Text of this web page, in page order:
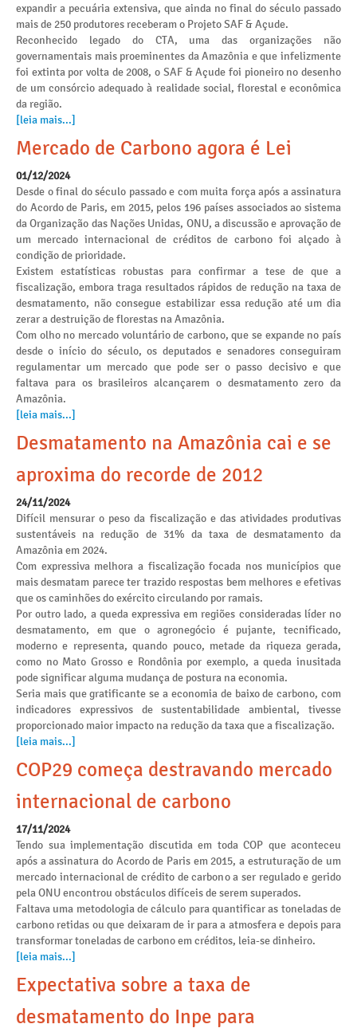
expandir a pecuária extensiva, que ainda no final do século passado
mais de 250 produtores receberam o Projeto SAF & Açude.
Reconhecido legado do CTA, uma das organizações não
governamentais mais proeminentes da Amazônia e que infelizmente
foi extinta por volta de 2008, o SAF & Açude foi pioneiro no desenho
de um consórcio adequado à realidade social, florestal e econômica
da região.
[leia mais...]
Mercado de Carbono agora é Lei
01/12/2024
Desde o final do século passado e com muita força após a assinatura
do Acordo de Paris, em 2015, pelos 196 países associados ao sistema
da Organização das Nações Unidas, ONU, a discussão e aprovação de
um mercado internacional de créditos de carbono foi alçado à
condição de prioridade.
Existem estatísticas robustas para confirmar a tese de que a
fiscalização, embora traga resultados rápidos de redução na taxa de
desmatamento, não consegue estabilizar essa redução até um dia
zerar a destruição de florestas na Amazônia.
Com olho no mercado voluntário de carbono, que se expande no país
desde o início do século, os deputados e senadores conseguiram
regulamentar um mercado que pode ser o passo decisivo e que
faltava para os brasileiros alcançarem o desmatamento zero da
Amazônia.
[leia mais...]
Desmatamento na Amazônia cai e se
aproxima do recorde de 2012
24/11/2024
Difícil mensurar o peso da fiscalização e das atividades produtivas
sustentáveis na redução de 31% da taxa de desmatamento da
Amazônia em 2024.
Com expressiva melhora a fiscalização focada nos municípios que
mais desmatam parece ter trazido respostas bem melhores e efetivas
que os caminhões do exército circulando por ramais.
Por outro lado, a queda expressiva em regiões consideradas líder no
desmatamento, em que o agronegócio é pujante, tecnificado,
moderno e representa, quando pouco, metade da riqueza gerada,
como no Mato Grosso e Rondônia por exemplo, a queda inusitada
pode significar alguma mudança de postura na economia.
Seria mais que gratificante se a economia de baixo de carbono, com
indicadores expressivos de sustentabilidade ambiental, tivesse
proporcionado maior impacto na redução da taxa que a fiscalização.
[leia mais...]
COP29 começa destravando mercado
internacional de carbono
17/11/2024
Tendo sua implementação discutida em toda COP que aconteceu
após a assinatura do Acordo de Paris em 2015, a estruturação de um
mercado internacional de crédito de carbono a ser regulado e gerido
pela ONU encontrou obstáculos difíceis de serem superados.
Faltava uma metodologia de cálculo para quantificar as toneladas de
carbono retidas ou que deixaram de ir para a atmosfera e depois para
transformar toneladas de carbono em créditos, leia-se dinheiro.
[leia mais...]
Expectativa sobre a taxa de
desmatamento do Inpe para